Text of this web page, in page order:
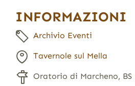
INFORMAZIONI
Archivio Eventi
Tavernole sul Mella
Oratorio di Marcheno, BS